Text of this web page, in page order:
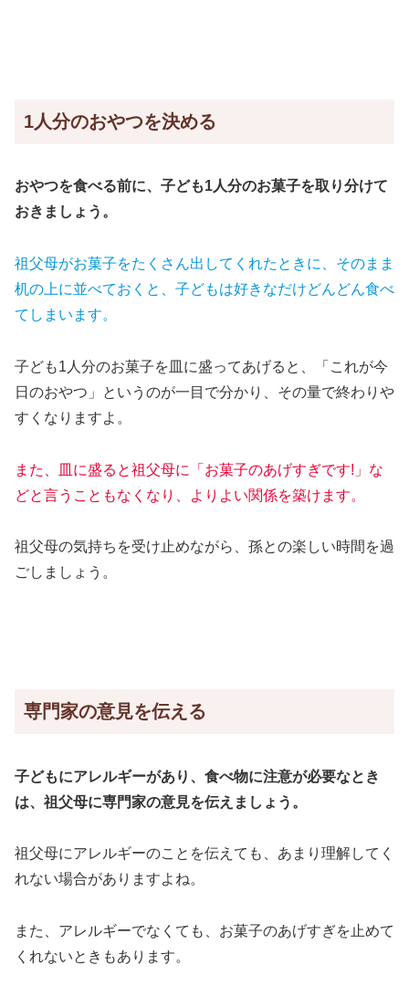
1人分のおやつを決める
おやつを食べる前に、子ども1人分のお菓子を取り分けて
おきましょう。
祖父母がお菓子をたくさん出してくれたときに、そのまま
机の上に並べておくと、子どもは好きなだけどんどん食べ
てしまいます。
子ども1人分のお菓子を皿に盛ってあげると、「これが今
日のおやつ」というのが一目で分かり、その量で終わりや
すくなりますよ。
また、皿に盛ると祖父母に「お菓子のあげすぎです!」な
どと言うこともなくなり、よりよい関係を築けます。
祖父母の気持ちを受け止めながら、孫との楽しい時間を過
ごしましょう。
専門家の意見を伝える
子どもにアレルギーがあり、食べ物に注意が必要なとき
は、祖父母に専門家の意見を伝えましょう。
祖父母にアレルギーのことを伝えても、あまり理解してく
れない場合がありますよね。
また、アレルギーでなくても、お菓子のあげすぎを止めて
くれないときもあります。